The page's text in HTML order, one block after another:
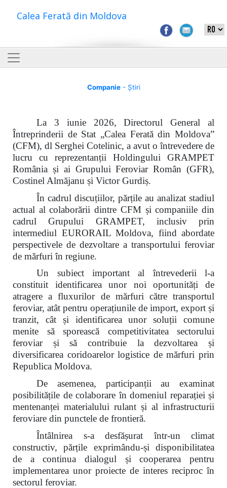
Calea Ferată din Moldova
Companie- Știri
La 3 iunie 2026, Directorul General al
Întreprinderii de Stat „Calea Ferată din Moldova”
(CFM), dl Serghei Cotelinic, a avut o întrevedere de
lucru cu reprezentanții Holdingului GRAMPET
România și ai Grupului Feroviar Român (GFR),
Costinel Almăjanu și Victor Gurdiș.
În cadrul discuțiilor, părțile au analizat stadiul
actual al colaborării dintre CFM și companiile din
cadrul Grupului GRAMPET, inclusiv prin
intermediul EURORAIL Moldova, fiind abordate
perspectivele de dezvoltare a transportului feroviar
de mărfuri în regiune.
Un subiect important al întrevederii l-a
constituit identificarea unor noi oportunități de
atragere a fluxurilor de mărfuri către transportul
feroviar, atât pentru operațiunile de import, export și
tranzit, cât și identificarea unor soluții comune
menite să sporească competitivitatea sectorului
feroviar și să contribuie la dezvoltarea și
diversificarea coridoarelor logistice de mărfuri prin
Republica Moldova.
De asemenea, participanții au examinat
posibilitățile de colaborare în domeniul reparației și
mentenanței materialului rulant și al infrastructurii
feroviare din punctele de frontieră.
Întâlnirea s-a desfășurat într-un climat
constructiv, părțile exprimându-și disponibilitatea
de a continua dialogul și cooperarea pentru
implementarea unor proiecte de interes reciproc în
sectorul feroviar.